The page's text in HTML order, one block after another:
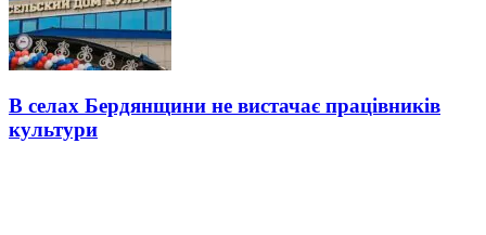
В селах Бердянщини не вистачає працівників
культури